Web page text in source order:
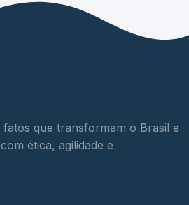
que transformam o Brasil e
ética, agilidade e